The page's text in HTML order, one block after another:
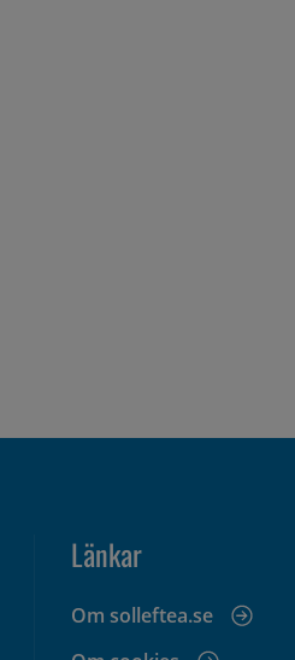
Länkar
Om solleftea.se